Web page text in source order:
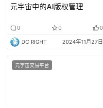
元宇宙中的AI版权管理
0 0 0
DC RIGHT 2024年11月27日
元宇宙交易平台